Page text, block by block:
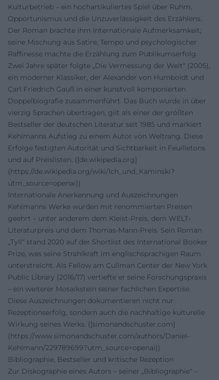
Kulturbetrieb – ein hochartikuliertes Spiel über Ruhm,
Opportunismus und die Unzuverlässigkeit des Erzählens.
Der Roman brachte ihm internationale Aufmerksamkeit;
seine Mischung aus Satire, Tempo und psychologischer
Raffinesse machte die Erzählung zum Publikumserfolg.
Zwei Jahre später folgte „Die Vermessung der Welt“ (2005),
ein moderner Klassiker, der Alexander von Humboldt und
Carl Friedrich Gauß in einer kunstvoll komponierten
Doppelbiografie zusammenführt. Das Buch wurde in über
vierzig Sprachen übertragen, gilt als einer der größten
Bestseller der deutschen Literatur seit 1985 und markiert
Kehlmanns Aufstieg zu einem Autor von Weltrang. Diese
Erfolge festigten Autorität und Sichtbarkeit in Feuilletons
und auf Preislisten. ([de.wikipedia.org]
(https://de.wikipedia.org/wiki/Ich_und_Kaminski?
utm_source=openai))
Internationale Anerkennung und Auszeichnungen
Kehlmanns Werke wurden mit renommierten Preisen
geehrt – unter anderem dem Kleist-Preis, dem WELT-
Literaturpreis und dem Thomas-Mann-Preis. Sein Roman
„Tyll“ stand 2020 auf der Shortlist des International Booker
Prize, was seine Strahlkraft im englischsprachigen Raum
unterstreicht. Als Fellow am Cullman Center der New York
Public Library (2016/17) vertiefte er seine Forschungspraxis
– ein weiterer Mosaikstein seiner fachlichen Expertise.
Diese Auszeichnungen dokumentieren nicht nur
Rezeptionserfolg, sondern auch die nachhaltige kulturelle
Wirkung seines Werks. ([simonandschuster.com]
(https://www.simonandschuster.com/authors/Daniel-
Kehlmann/229789699?utm_source=openai))
Bibliographie, Bestseller und kritische Rezeption
Zur Diskographie eines Autors – seiner „Bibliographie“ –